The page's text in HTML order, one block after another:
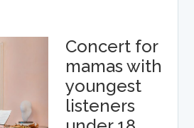
Concert for
mamas with
youngest
listeners